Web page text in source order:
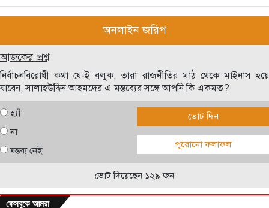
অনলাইন জরিপ
আজকের প্রশ্ন
নির্বাচনবিরোধী কথা যে-ই বলুক, তারা রাজনীতির মাঠ থেকে মাইনাস হয়ে
যাবেন, সালাহউদ্দিন আহমদের এ মন্তব্যের সঙ্গে আপনি কি একমত?
হ্যাঁ
না
মন্তব্য নেই
ভোট দিন
পুরোনো ফলাফল
ভোট দিয়েছেন ১২৯ জন
ফেসবুকে আমরা